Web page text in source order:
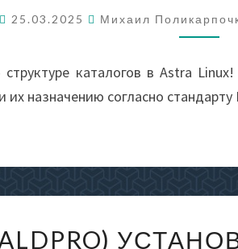
25.03.2025 Михаил
структуре каталогов в Astra
их назначению согласно стандарту